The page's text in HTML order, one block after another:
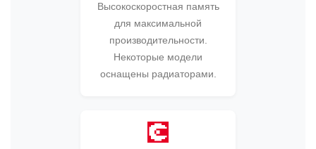
Высокоскоростная память
для максимальной
производительности.
Некоторые модели
оснащены радиаторами.
💽